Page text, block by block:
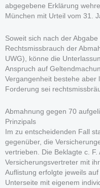
abgegebene Erklärung
München mit Urteil vom 31.
Soweit sich nach der
Rechtsmissbrauch der
UWG), könne die
Anspruch auf
Vergangenheit bestehe aber
Forderung sei
Abmahnung gegen 70
Prinzipals
Im zu entscheidenden Fall
gegenüber, die
vertrieben. Die Beklagte c.
Versicherungsvertreter mit
Auflistung erfolgte jeweils
Unterseite mit eigenem